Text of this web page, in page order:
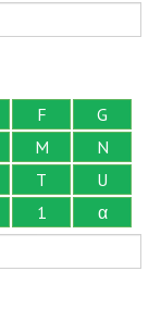
F
G
M
N
T
U
1
α